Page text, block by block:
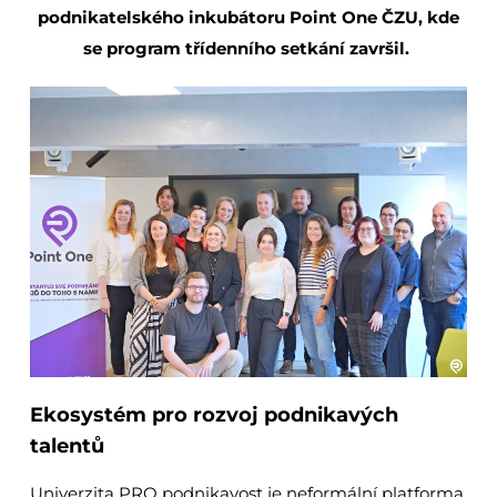
podnikatelského inkubátoru Point One ČZU, kde
se program třídenního setkání završil.
Ekosystém pro rozvoj podnikavých
talentů